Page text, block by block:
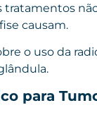
causam.
o uso da
para